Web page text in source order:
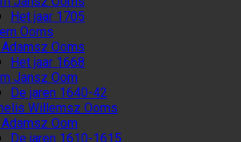
Het jaar 1705
Ooms
Ooms
Het jaar 1668
Jansz Oom
De jaren 1640-42
Willemsz Ooms
Oom
De jaren 1610-1615